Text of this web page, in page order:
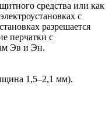
средства или как
с
разрешается
перчатки с
Эв и Эн.
1,5–2,1 мм).